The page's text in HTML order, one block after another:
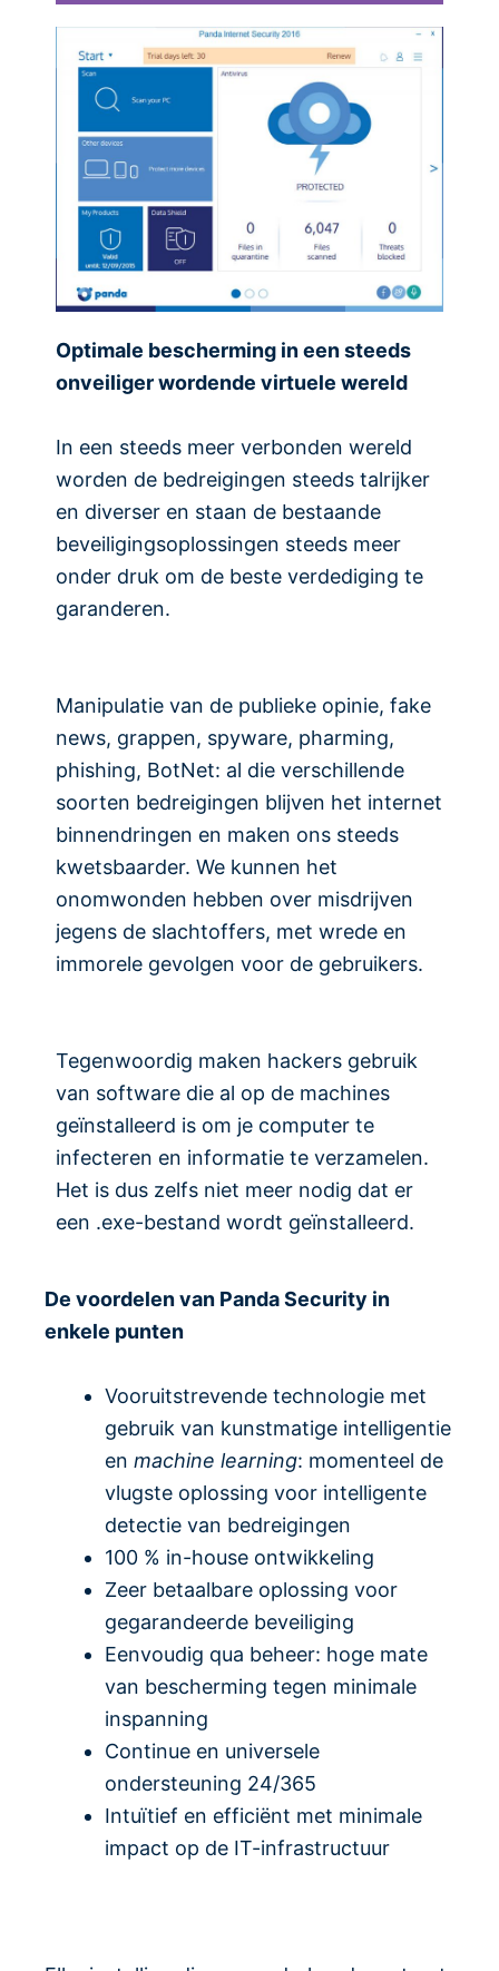
Optimale bescherming in een steeds
onveiliger wordende virtuele wereld
In een steeds meer verbonden wereld
worden de bedreigingen steeds talrijker
en diverser en staan de bestaande
beveiligingsoplossingen steeds meer
onder druk om de beste verdediging te
garanderen.
Manipulatie van de publieke opinie, fake
news, grappen, spyware, pharming,
phishing, BotNet: al die verschillende
soorten bedreigingen blijven het internet
binnendringen en maken ons steeds
kwetsbaarder. We kunnen het
onomwonden hebben over misdrijven
jegens de slachtoffers, met wrede en
immorele gevolgen voor de gebruikers.
Tegenwoordig maken hackers gebruik
van software die al op de machines
geïnstalleerd is om je computer te
infecteren en informatie te verzamelen.
Het is dus zelfs niet meer nodig dat er
een .exe-bestand wordt geïnstalleerd.
De voordelen van Panda Security in
enkele punten
Vooruitstrevende technologie met
gebruik van kunstmatige intelligentie
en machine learning: momenteel de
vlugste oplossing voor intelligente
detectie van bedreigingen
100 % in-house ontwikkeling
Zeer betaalbare oplossing voor
gegarandeerde beveiliging
Eenvoudig qua beheer: hoge mate
van bescherming tegen minimale
inspanning
Continue en universele
ondersteuning 24/365
Intuïtief en efficiënt met minimale
impact op de IT-infrastructuur